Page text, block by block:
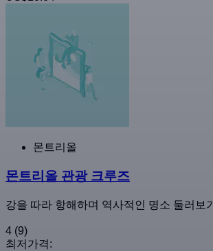
몬트리올
몬트리올 관광 크루즈
강을 따라 항해하며 역사적인 명소 둘러보기
4 (9)
최저가격: